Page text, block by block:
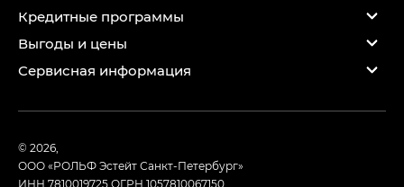
Кредитные программы
Выгоды и цены
Сервисная информация
© 2026,
ООО «РОЛЬФ Эстейт Санкт-Петербург»
ИНН 7810019725ОГРН 1057810067150